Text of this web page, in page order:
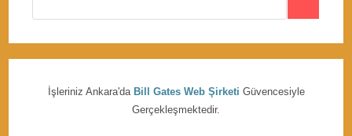
İşleriniz Ankara'da Bill Gates Web Şirketi Güvencesiyle
Gerçekleşmektedir.